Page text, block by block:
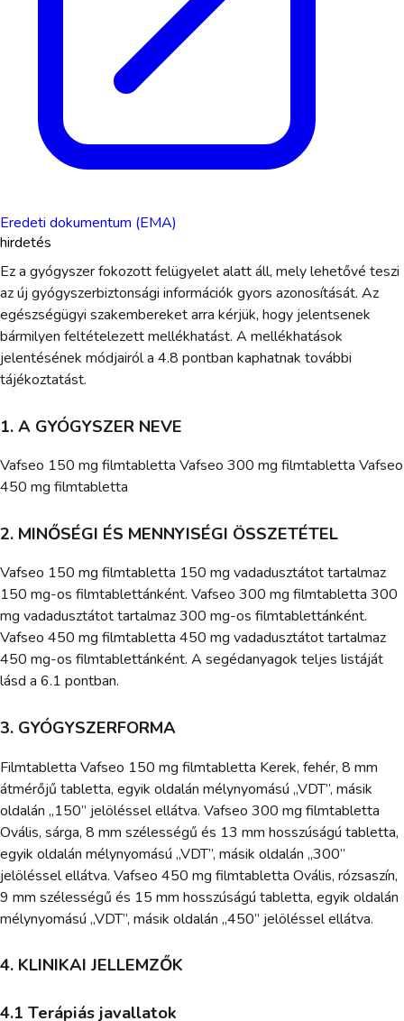
Eredeti dokumentum (EMA)
hirdetés
Ez a gyógyszer fokozott felügyelet alatt áll, mely lehetővé teszi
az új gyógyszerbiztonsági információk gyors azonosítását. Az
egészségügyi szakembereket arra kérjük, hogy jelentsenek
bármilyen feltételezett mellékhatást. A mellékhatások
jelentésének módjairól a 4.8 pontban kaphatnak további
tájékoztatást.
1. A GYÓGYSZER NEVE
Vafseo 150 mg filmtabletta Vafseo 300 mg filmtabletta Vafseo
450 mg filmtabletta
2. MINŐSÉGI ÉS MENNYISÉGI ÖSSZETÉTEL
Vafseo 150 mg filmtabletta 150 mg vadadusztátot tartalmaz
150 mg-os filmtablettánként. Vafseo 300 mg filmtabletta 300
mg vadadusztátot tartalmaz 300 mg-os filmtablettánként.
Vafseo 450 mg filmtabletta 450 mg vadadusztátot tartalmaz
450 mg-os filmtablettánként. A segédanyagok teljes listáját
lásd a 6.1 pontban.
3. GYÓGYSZERFORMA
Filmtabletta Vafseo 150 mg filmtabletta Kerek, fehér, 8 mm
átmérőjű tabletta, egyik oldalán mélynyomású „VDT”, másik
oldalán „150” jelöléssel ellátva. Vafseo 300 mg filmtabletta
Ovális, sárga, 8 mm szélességű és 13 mm hosszúságú tabletta,
egyik oldalán mélynyomású „VDT”, másik oldalán „300”
jelöléssel ellátva. Vafseo 450 mg filmtabletta Ovális, rózsaszín,
9 mm szélességű és 15 mm hosszúságú tabletta, egyik oldalán
mélynyomású „VDT”, másik oldalán „450” jelöléssel ellátva.
4. KLINIKAI JELLEMZŐK
4.1 Terápiás javallatok